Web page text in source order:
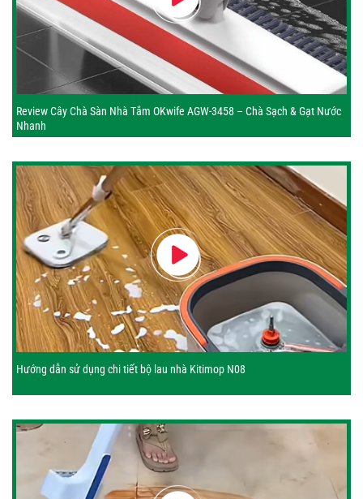
Review Cây Chà Sàn Nhà Tắm OKwife AGW-3458 – Chà Sạch & Gạt Nước
Nhanh
Hướng dẫn sử dụng chi tiết bộ lau nhà Kitimop N08